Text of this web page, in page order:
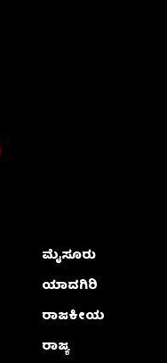
ಮೈಸೂರು
ಯಾದಗಿರಿ
ರಾಜಕೀಯ
ರಾಜ್ಯ